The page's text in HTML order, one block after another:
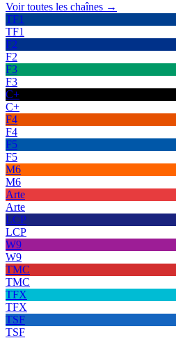
Voir toutes les chaînes →
TF1
TF1
F2
F2
F3
F3
C+
C+
F4
F4
F5
F5
M6
M6
Arte
Arte
LCP
LCP
W9
W9
TMC
TMC
TFX
TFX
TSF
TSF